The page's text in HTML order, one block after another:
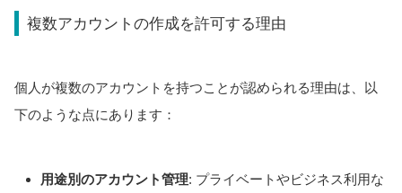
複数アカウントの作成を許可する理由
個人が複数のアカウントを持つことが認められる理由は、以
下のような点にあります：
用途別のアカウント管理: プライベートやビジネス利用な